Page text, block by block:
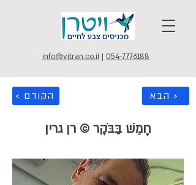
info@vitran.co.il | 054-7776188
< הקודם הבא >
חָמֵשׁ בַּבֹּקֶר © רן גרין